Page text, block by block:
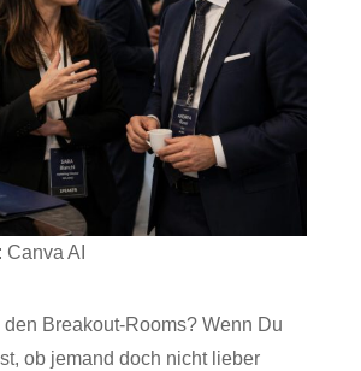
AI
Breakout-Rooms? Wenn Du
ob jemand doch nicht lieber